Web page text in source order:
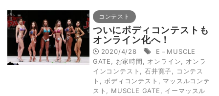
コンテスト
ついにボディコンテストも
オンライン化へ！
2020/4/28
E－MUSCLE
GATE
お家時間 オンライン
オンラ
インコンテスト
石井寛子
コンテス
ト
ボディコンテスト
マッスルコンテ
スト
MUSCLE GATE
イーマッスル